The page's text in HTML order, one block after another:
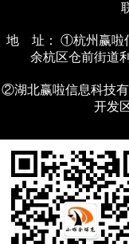
地 址： ①杭州赢啦
余杭区仓前街道
②湖北赢啦信息科技
开发